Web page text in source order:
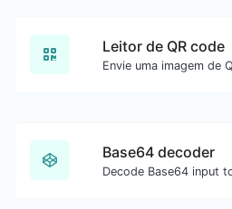
Leitor de QR code
Base64 decoder